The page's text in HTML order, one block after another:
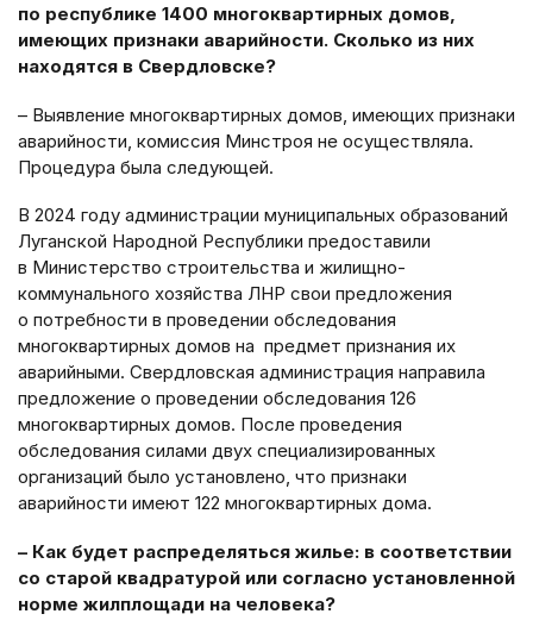
по республике 1400 многоквартирных домов,
имеющих признаки аварийности. Сколько из них
находятся в Свердловске?
– Выявление многоквартирных домов, имеющих признаки
аварийности, комиссия Минстроя не осуществляла.
Процедура была следующей.
В 2024 году администрации муниципальных образований
Луганской Народной Республики предоставили
в Министерство строительства и жилищно-
коммунального хозяйства ЛНР свои предложения
о потребности в проведении обследования
многоквартирных домов на предмет признания их
аварийными. Свердловская администрация направила
предложение о проведении обследования 126
многоквартирных домов. После проведения
обследования силами двух специализированных
организаций было установлено, что признаки
аварийности имеют 122 многоквартирных дома.
– Как будет распределяться жилье: в соответствии
со старой квадратурой или согласно установленной
норме жилплощади на человека?